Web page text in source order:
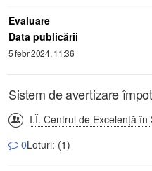
Evaluare
Data publicării
5 febr 2024, 11:36
Sistem de avertizare
I.Î. Centrul de Excelență
0Loturi: (1)